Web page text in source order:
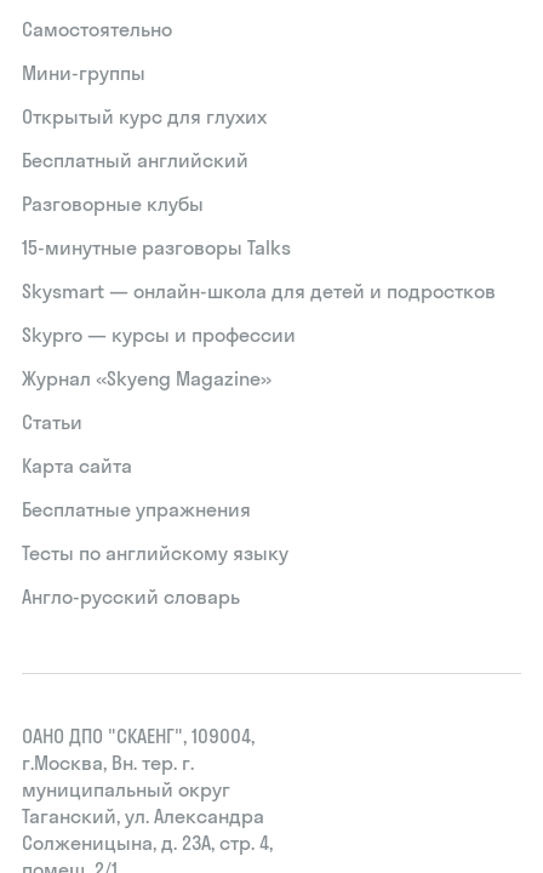
Самостоятельно
Мини-группы
Открытый курс для глухих
Бесплатный английский
Разговорные клубы
15‑минутные разговоры Talks
Skysmart — онлайн-школа для детей и подростков
Skypro — курсы и профессии
Журнал «Skyeng Magazine»
Статьи
Карта сайта
Бесплатные упражнения
Тесты по английскому языку
Англо-русский словарь
ОАНО ДПО "СКАЕНГ", 109004,
г.Москва, Вн. тер. г.
муниципальный округ
Таганский, ул. Александра
Солженицына, д. 23А, стр. 4,